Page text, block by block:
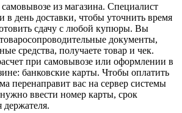
из магазина. Специалист
в день доставки, чтобы уточнить время
сдачу с любой купюры. Вы
документы,
средства, получаете товар и чек.
при самовывозе или оформлении в
банковские карты. Чтобы оплатить
перенаправит вас на сервер системы
ввести номер карты, срок
держателя.